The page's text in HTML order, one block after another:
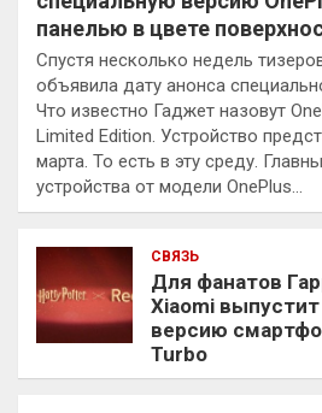
панелью в цвете
Спустя несколько недель
объявила дату анонса
Что известно Гаджет назовут
Limited Edition. Устройство
марта. То есть в эту среду.
устройства от модели OnePlus…
СВЯЗЬ
Для фанатов
Xiaomi
версию
Turbo